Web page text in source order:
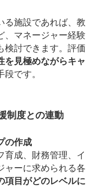
る施設であれば、教
、マネージャー経験
検討できます。評価
を見極めながらキャ
です。
制度との連動
の作成
育成、財務管理、イ
ャーに求められる各
項目がどのレベルに